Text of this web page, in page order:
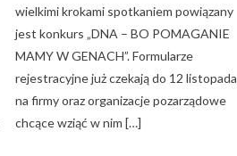
wielkimi krokami spotkaniem powiązany
jest konkurs „DNA – BO POMAGANIE
MAMY W GENACH”. Formularze
rejestracyjne już czekają do 12 listopada
na firmy oraz organizacje pozarządowe
chcące wziąć w nim […]